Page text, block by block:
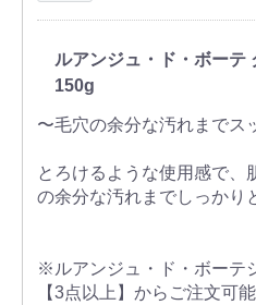
ルアンジュ・ド・ボーテ
150g
〜毛穴の余分な汚れまでス
とろけるような使用感で、
の余分な汚れまでしっかり
※ルアンジュ・ド・ボーテ
【3点以上】からご注文可